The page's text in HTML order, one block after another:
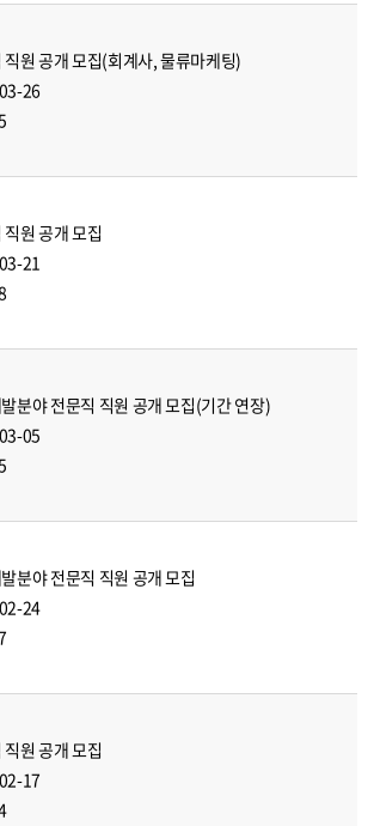
직원 공개 모집(회계사, 물류마케팅)
26
직원 공개 모집
21
분야 전문직 직원 공개 모집(기간 연장)
05
분야 전문직 직원 공개 모집
24
직원 공개 모집
17